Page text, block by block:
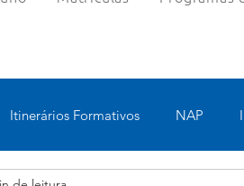
Itinerários Formativos NAP